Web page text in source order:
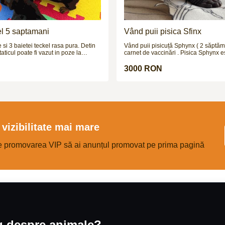
5 saptamani
3 baietei teckel rasa pura. Detin
poate fi vazut in poze la
vaccinati in cateva zile.
Vând puii pisica Sfinx
Vând puii pisicuță Sphynx ( 2
carnet de vaccinări . Pisica Sphynx
neobișnuit și lipsa aparentă de
complet cheală, pielea ei este
activă, inteligentă și poate fi ușor
3000 RON
mai mare
promovarea VIP să ai anunțul promovat pe prima pagină